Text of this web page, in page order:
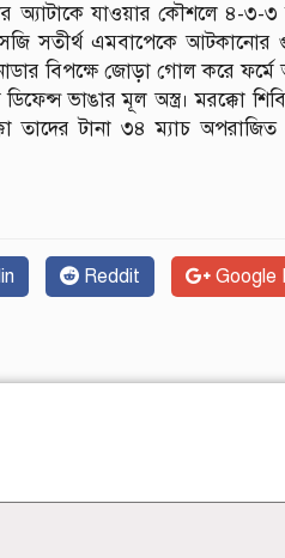
অ্যাটাকে যাওয়ার কৌশলে ৪-৩-
সতীর্থ এমবাপেকে আটকানোর
বিপক্ষে জোড়া গোল করে
ভাঙার মূল অস্ত্র। মরক্কো
তাদের টানা ৩৪ ম্যাচ অপরাজিত
Reddit Google